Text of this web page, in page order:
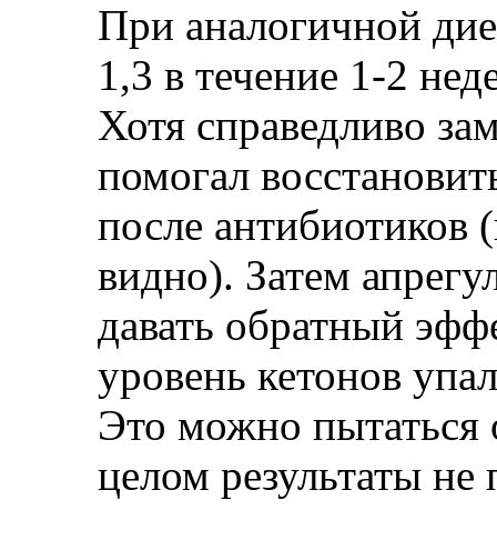
При аналогичной
1,3 в течение 1-2
Хотя справедливо
помогал
после антибиотиков
видно). Затем
давать обратный
уровень кетонов
Это можно пытаться
целом результаты не